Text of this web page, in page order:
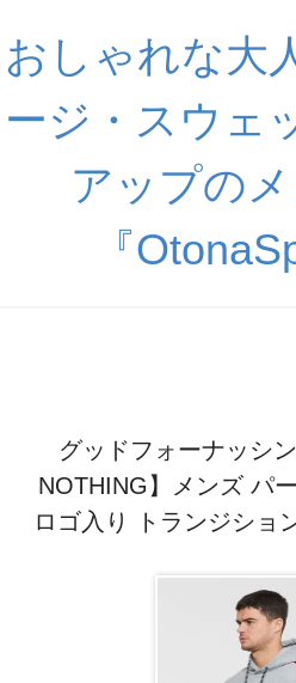
おしゃれな大
ージ・スウェ
アップの
『
グッドフォーナッシ
NOTHING】メンズ パ
ロゴ入り トランジショ